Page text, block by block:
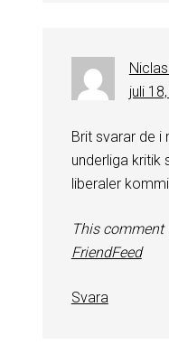
juli
Brit svarar de
underliga kritik
liberaler
This
FriendFeed
Svara